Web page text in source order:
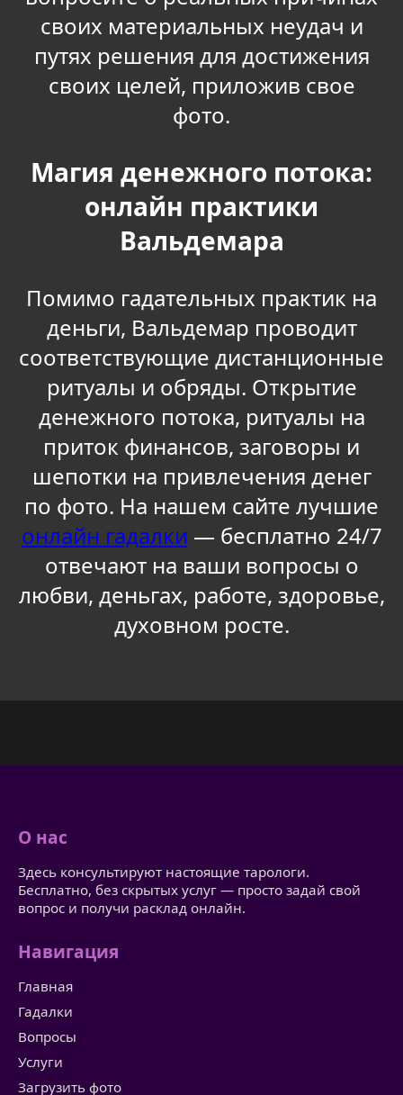
своих материальных неудач и
путях решения для достижения
своих целей, приложив свое
фото.
Магия денежного потока:
онлайн практики
Вальдемара
Помимо гадательных практик на
деньги, Вальдемар проводит
соответствующие дистанционные
ритуалы и обряды. Открытие
денежного потока, ритуалы на
приток финансов, заговоры и
шепотки на привлечения денег
по фото. На нашем сайте лучшие
онлайн гадалки — бесплатно 24/7
отвечают на ваши вопросы о
любви, деньгах, работе, здоровье,
духовном росте.
О нас
Здесь консультируют настоящие тарологи.
Бесплатно, без скрытых услуг — просто задай свой
вопрос и получи расклад онлайн.
Навигация
Главная
Гадалки
Вопросы
Услуги
Загрузить фото